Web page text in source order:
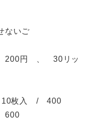
ないご
200円 、 30リッ
入 / 400
600